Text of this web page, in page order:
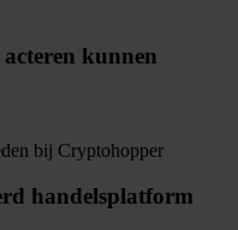
kunnen
bij Cryptohopper
handelsplatform